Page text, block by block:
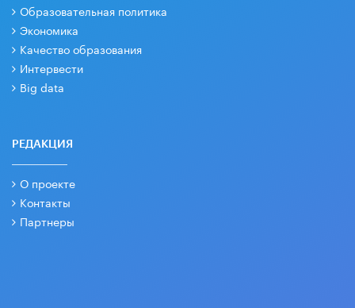
Образовательная политика
Экономика
Качество образования
Интервести
Big data
РЕДАКЦИЯ
О проекте
Контакты
Партнеры